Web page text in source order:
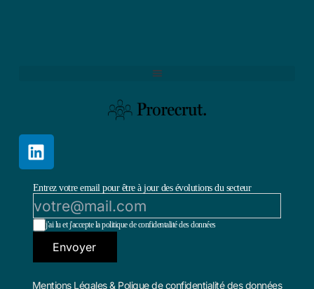
Entrez votre email pour être à jour des évolutions du secteur
j'ai lu et j'accepte la politique de confidentalité des données
Envoyer
Mentions Légales & Polique de confidentialité des données